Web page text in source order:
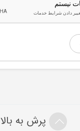
پرش به بالا